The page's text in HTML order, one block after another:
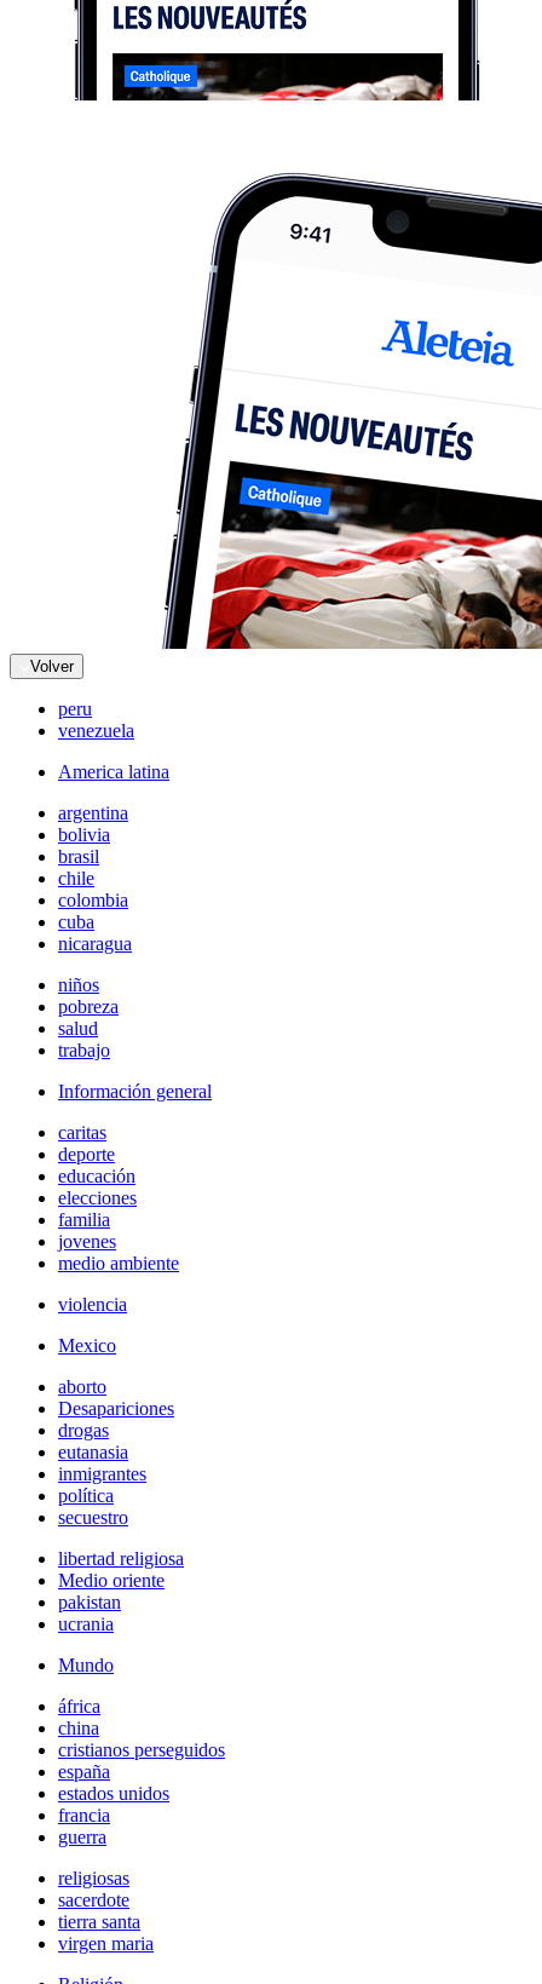
Volver
peru
venezuela
America latina
argentina
bolivia
brasil
chile
colombia
cuba
nicaragua
niños
pobreza
salud
trabajo
Información general
caritas
deporte
educación
elecciones
familia
jovenes
medio ambiente
violencia
Mexico
aborto
Desapariciones
drogas
eutanasia
inmigrantes
política
secuestro
libertad religiosa
Medio oriente
pakistan
ucrania
Mundo
áfrica
china
cristianos perseguidos
españa
estados unidos
francia
guerra
religiosas
sacerdote
tierra santa
virgen maria